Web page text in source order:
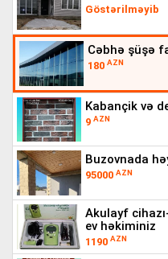
Göstərilməyib
cəbhə şüşə
180 AZN
kabançik və
9 AZN
buzovnada
95000 AZN
akulayf cihazı-müayinə və müalicəedici sizin
ev həkiminiz
1190 AZN